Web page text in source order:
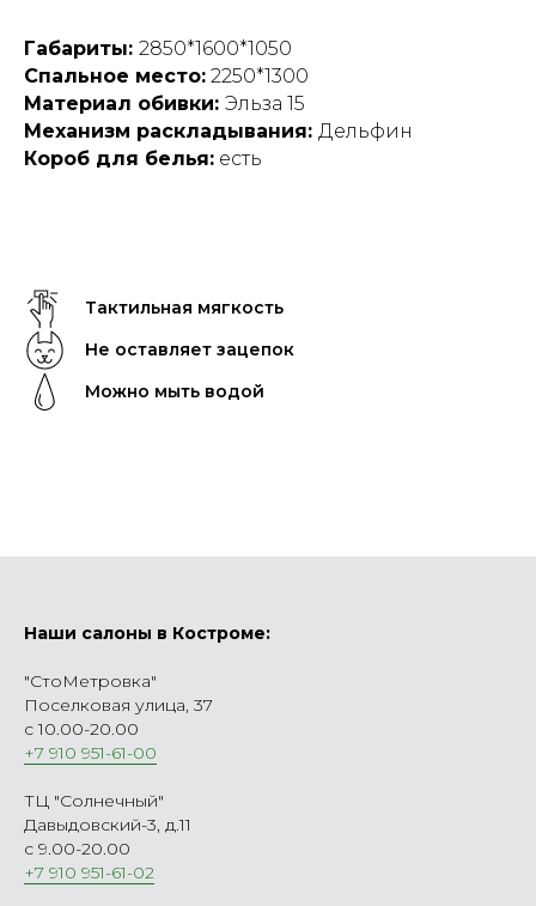
Габариты: 2850*1600*1050
Спальное место: 2250*1300
Материал обивки: Эльза 15
Механизм раскладывания: Дельфин
Короб для белья: есть
Тактильная мягкость
Не оставляет зацепок
Можно мыть водой
Наши салоны в Костроме:
"СтоМетровка"
Поселковая улица, 37
с 10.00-20.00
+7 910 951-61-00
ТЦ "Солнечный"
Давыдовский-3, д.11
с 9.00-20.00
+7 910 951-61-02